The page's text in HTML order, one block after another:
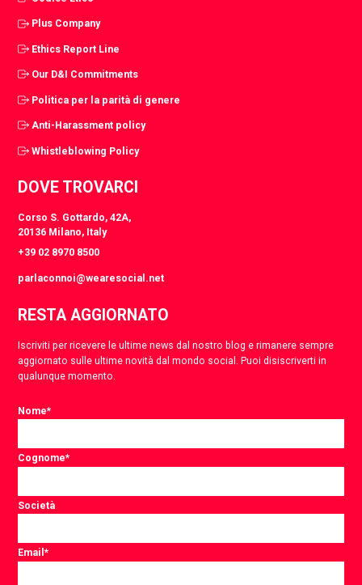
Plus Company
Ethics Report Line
Our D&I Commitments
Politica per la parità di genere
Anti-Harassment policy
Whistleblowing Policy
DOVE TROVARCI
Corso S. Gottardo, 42A,
20136 Milano, Italy
+39 02 8970 8500
parlaconnoi@wearesocial.net
RESTA AGGIORNATO
Iscriviti per ricevere le ultime news dal nostro blog e rimanere sempre
aggiornato sulle ultime novità dal mondo social. Puoi disiscriverti in
qualunque momento.
Nome*
Cognome*
Società
Email*